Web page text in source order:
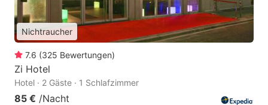
Nichtraucher
7.6 (325 Bewertungen)
Zi Hotel
Hotel · 2 Gäste · 1 Schlafzimmer
85 € /Nacht